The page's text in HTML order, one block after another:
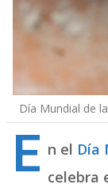
Día Mundial de
E n el Día
celebra